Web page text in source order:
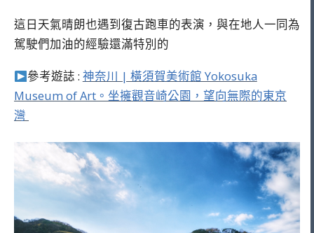
這日天氣晴朗也遇到復古跑車的表演，與在地人一同為
駕駛們加油的經驗還滿特別的
參考遊誌 : 神奈川 | 橫須賀美術館 Yokosuka
Museum of Art。坐擁觀音崎公園，望向無際的東京
灣